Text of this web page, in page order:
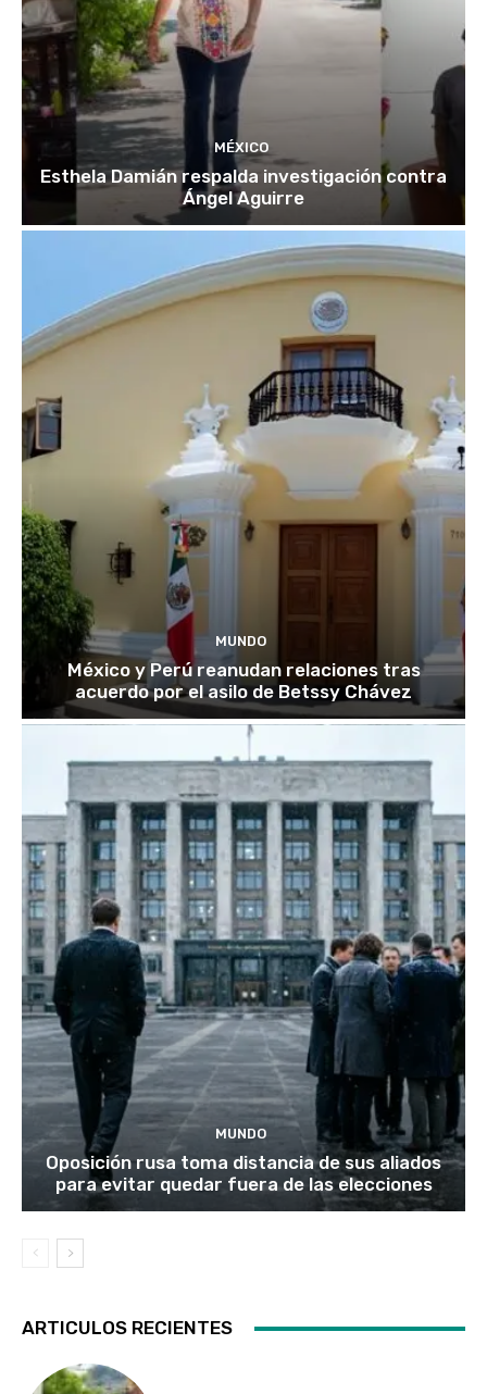
MÉXICO
Esthela Damián respalda investigación contra
Ángel Aguirre
MUNDO
México y Perú reanudan relaciones tras
acuerdo por el asilo de Betssy Chávez
MUNDO
Oposición rusa toma distancia de sus aliados
para evitar quedar fuera de las elecciones
ARTICULOS RECIENTES